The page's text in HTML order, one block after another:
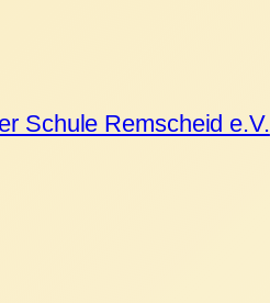
Schule Remscheid e.V.